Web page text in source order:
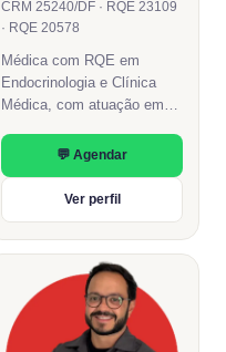
CRM 25240/DF · RQE 23109
· RQE 20578
Médica com RQE em
Endocrinologia e Clínica
Médica, com atuação em
distúrbios da tireoide e
saúde metabólica.
Formação pelo HUB/UnB e
pelo IEDE-RJ.
💬 Agendar
Ver perfil